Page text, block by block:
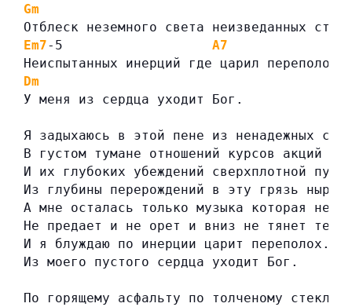
Gm
Отблеск неземного света неизведанных
Em7-5 A7
Неиспытанных инерций где царил переполох.
Dm
У меня из сердца уходит Бог.
Я задыхаюсь в этой пене из ненадежных
В густом тумане отношений курсов акций и
И их глубоких убеждений сверхплотной
Из глубины перерождений в эту грязь
А мне осталась только музыка которая не
Не предает и не орет и вниз не тянет
И я блуждаю по инерции царит переполох.
Из моего пустого сердца уходит Бог.
По горящему асфальту по толченому стеклу